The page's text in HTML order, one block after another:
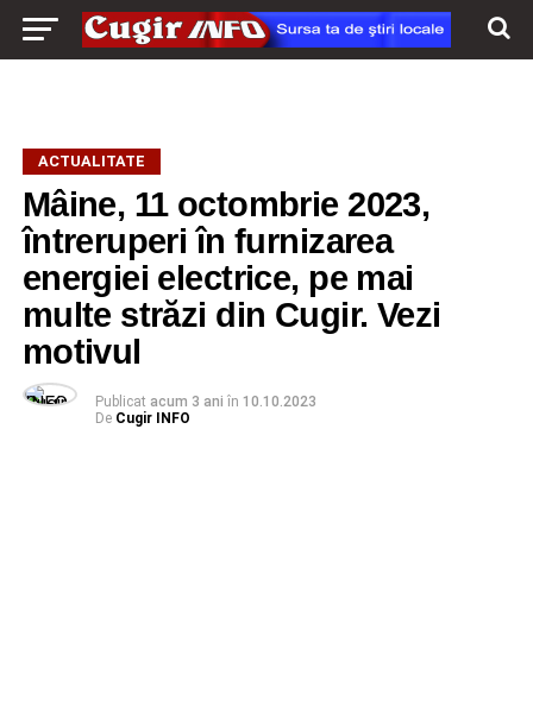
ACTUALITATE
Mâine, 11 octombrie 2023,
întreruperi în furnizarea
energiei electrice, pe mai
multe străzi din Cugir. Vezi
motivul
Publicat acum 3 ani în 10.10.2023
De Cugir INFO